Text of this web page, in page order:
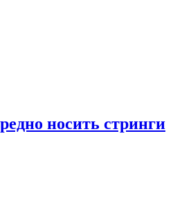
носить стринги